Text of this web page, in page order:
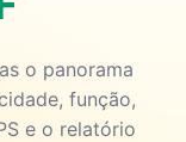
o panorama
função,
e o relatório